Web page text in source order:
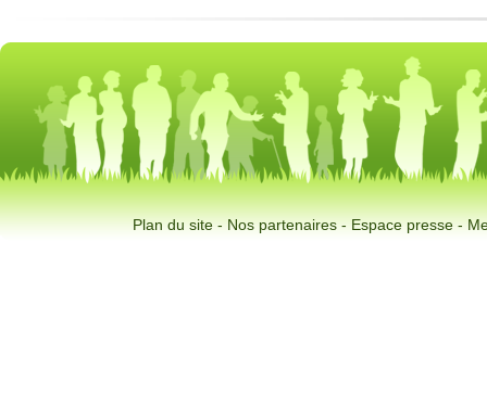
Plan du site-Nos partenaires-Espace presse-